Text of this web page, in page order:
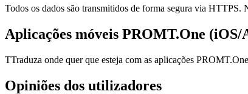
Todos os dados são transmitidos de forma segura via HTTPS.
Aplicações móveis PROMT.One
TTraduza onde quer que esteja com as aplicações
Opiniões dos utilizadores